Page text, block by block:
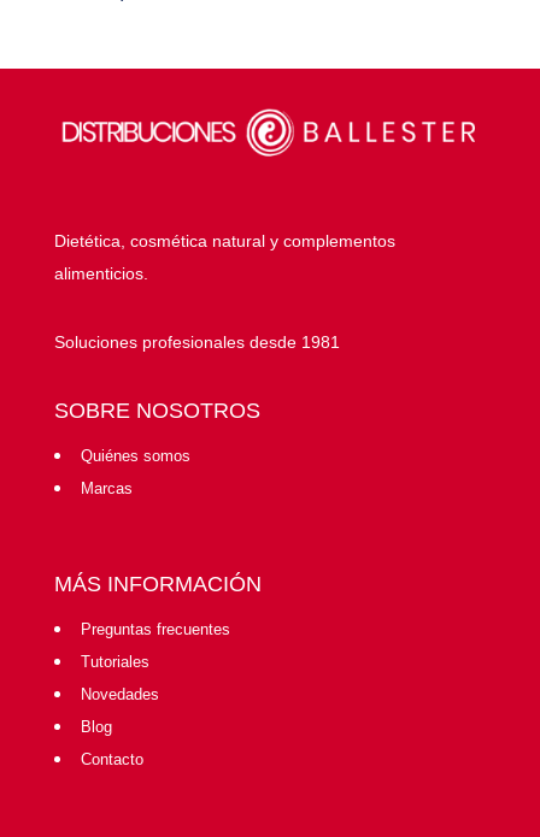
Dietética, cosmética natural y complementos
alimenticios.
Soluciones profesionales desde 1981
SOBRE NOSOTROS
Quiénes somos
Marcas
MÁS INFORMACIÓN
Preguntas frecuentes
Tutoriales
Novedades
Blog
Contacto